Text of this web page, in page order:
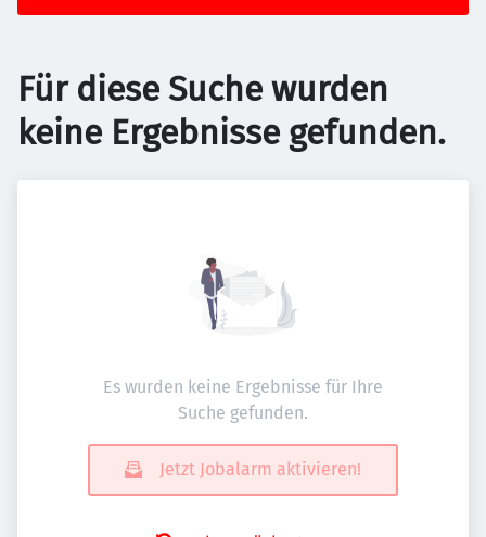
Für diese Suche wurden
keine Ergebnisse gefunden.
Es wurden keine Ergebnisse für Ihre
Suche gefunden.
Jetzt Jobalarm aktivieren!